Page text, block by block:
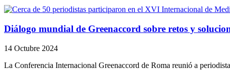
Diálogo mundial de Greenaccord sobre retos y
14 Octubre 2024
La Conferencia Internacional Greenaccord de Roma reunió a